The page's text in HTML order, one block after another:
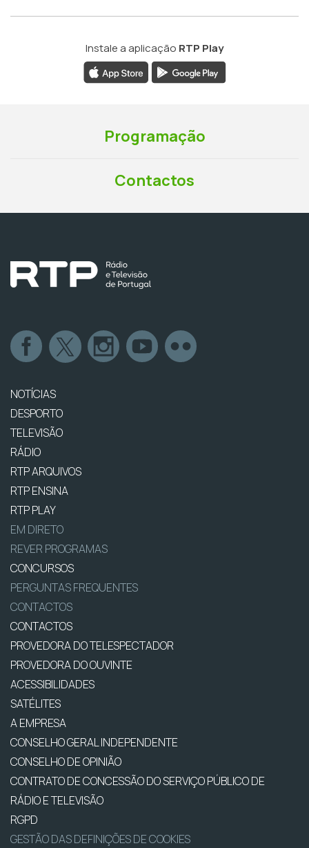
Instale a aplicação RTP Play
Programação
Contactos
NOTÍCIAS
DESPORTO
TELEVISÃO
RÁDIO
RTP ARQUIVOS
RTP ENSINA
RTP PLAY
EM DIRETO
REVER PROGRAMAS
CONCURSOS
PERGUNTAS FREQUENTES
CONTACTOS
CONTACTOS
PROVEDORA DO TELESPECTADOR
PROVEDORA DO OUVINTE
ACESSIBILIDADES
SATÉLITES
A EMPRESA
CONSELHO GERAL INDEPENDENTE
CONSELHO DE OPINIÃO
CONTRATO DE CONCESSÃO DO SERVIÇO PÚBLICO DE
RÁDIO E TELEVISÃO
RGPD
GESTÃO DAS DEFINIÇÕES DE COOKIES